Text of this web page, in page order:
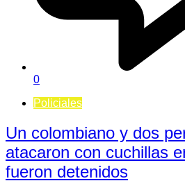
0
Policiales
Un colombiano y dos
atacaron con cuchillas
fueron detenidos